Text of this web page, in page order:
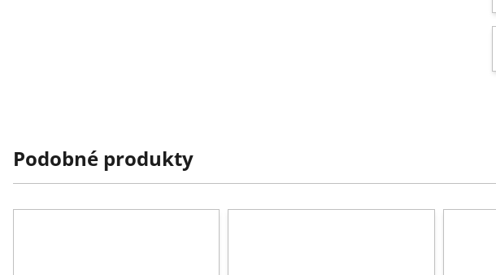
Podobné produkty